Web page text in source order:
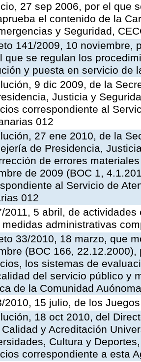
27 sep 2006, por el que
el contenido de la
y Seguridad,
141/2009, 10 noviembre,
que se regulan los
y puesta en servicio de
9 dic 2009, de la
Justicia y
correspondiente al
012
27 ene 2010, de la
de Presidencia,
de errores
de 2009 (BOC 1,
al Servicio de
012
2011, 5 abril, de
medidas administrativas
33/2010, 18 marzo, que
(BOC 166,
los sistemas de
del servicio público y
de la Comunidad
2010, 15 julio, de los
18 oct 2010, del
y Acreditación
Cultura y
correspondiente a esta